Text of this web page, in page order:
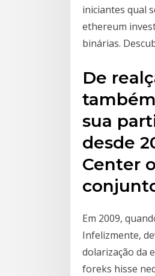
iniciantes qual
ethereum
binárias.
De
sua
desde
Center
Em 2009,
Infelizmente,
dolarização da
foreks hisse